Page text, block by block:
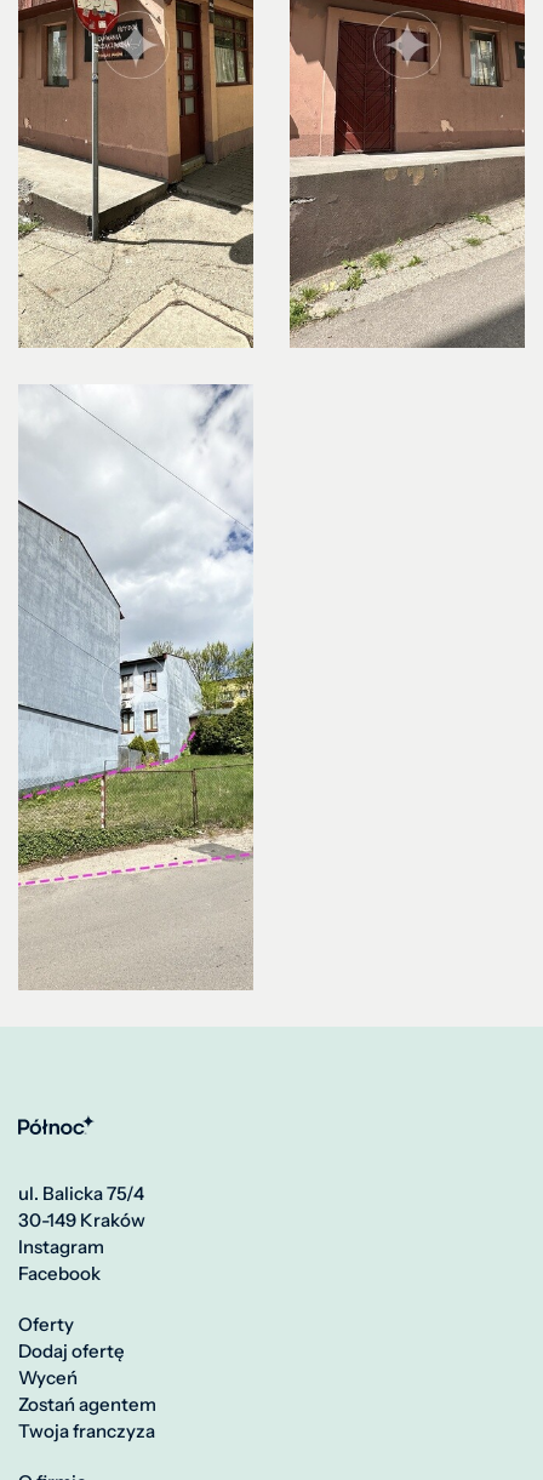
ul. Balicka 75/4
30-149 Kraków
Instagram
Facebook
Oferty
Dodaj ofertę
Wyceń
Zostań agentem
Twoja franczyza